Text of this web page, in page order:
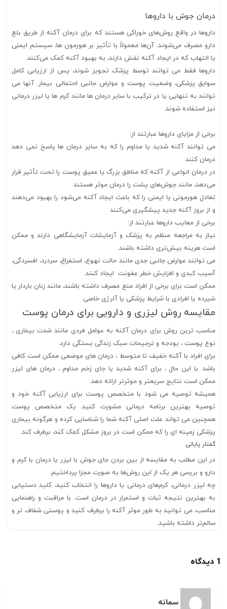
درمان جوش با داروها
داروها در واقع روش‌های خوراکی هستند که برای درمان آکنه از طریق بلع
دارو مصرف می‌شوند. آن‌ها معمولاً با تأثیر بر هورمون ها، سیستم ایمنی
یا التهاب که در ایجاد آکنه نقش دارند، به بهبود آکنه کمک می‌کنند.
داروها فقط می توانند توسط پزشک تجویز شوند، پس از ارزیابی کامل
سوابق پزشکی، وضعیت پوست و عوارض جانبی احتمالی بیمار. آنها می
توانند به تنهایی یا در ترکیب با سایر درمان ها مانند کرم ها یا لیزر درمانی
نیز استفاده شوند.
برخی از مزایای داروها عبارتند از:
می توانند آکنه شدید یا مداوم را که به سایر درمان ها پاسخ نمی دهد
درمان کنند
در درمان انواعی از آکنه که مناطق بزرگ یا عمیق پوست را تحت تأثیر قرار
می‌دهد، مانند جوش‌های پشت را درمان موثر هستند
تعادل هورمونی یا ایمنی را که باعث ایجاد آکنه می‌شود را بهبود می‌دهند
و از بروز آکنه جدید پیشگیری می‌کنند
برخی از معایب داروها عبارتند از:
نیاز به مراجعه منظم به پزشک و آزمایشات آزمایشگاهی دارند و ممکن
است هزینه بیش‌تری داشته باشند.
می توانند عوارض جانبی جدی مانند حالت تهوع، استفراغ، سردرد، افسردگی،
آسیب کبدی و افزایش خطر عفونت ایجاد کنند.
ممکن است برای برخی از افراد منع مصرف داشته باشند، مانند زنان باردار یا
شیرده یا افرادی با شرایط پزشکی یا آلرژی خاصی
مقایسه روش لیزری و دارویی برای درمان پوست
مناسب ترین روش برای درمان آکنه به عوامل فردی مانند شدت بیماری ،
نوع پوست ، بودجه و ترجیحات سبک زندگی بستگی دارد.
برای افراد با آکنه خفیف تا متوسط ​​، درمان های موضعی ممکن است کافی
باشد. با این حال ، برای آکنه شدید یا جای زخم مداوم ، درمان های لیزر
ممکن است نتایج سریعتر و موثرتر ارائه دهد.
همیشه توصیه می شود با متخصص پوست برای ارزیابی آکنه خود و
توصیه بهترین برنامه درمانی مشورت کنید. یک متخصص پوست
همچنین می تواند علت اصلی آکنه شما را شناسایی کرده و هرگونه بیماری
پزشکی زمینه ای را که ممکن است در بروز مشکل کمک کند، برطرف کند.
گفتار پایانی
در این مطلب به مقایسه از بین بردن جای جوش با لیزر یا درمان با کرم و
دارو و بررسی هر یک از این روش‌ها به صورت مجزا پرداختیم.
چه لیزر درمانی، کرم‌های درمانی یا داروها را انتخاب کنید، کلید دستیابی
به بهترین نتیجه ثبات و استمرار در درمان است. با مراقبت و راهنمایی
مناسب، می توانید به طور موثر آکنه را برطرف کنید و پوستی شفاف تر و
سالم‌تر داشته باشید.
1 دیدگاه
سمانه